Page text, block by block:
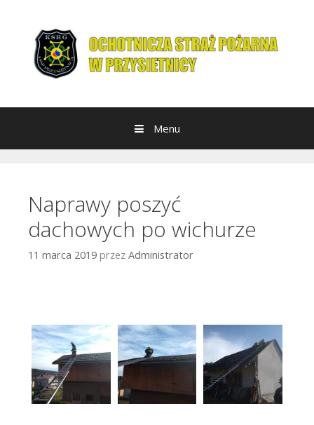
Menu
Naprawy poszyć
dachowych po wichurze
11 marca 2019 przez Administrator